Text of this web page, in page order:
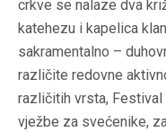
crkve se nalaze dva
katehezu i kapelica
sakramentalno –
različite redovne
različitih vrsta,
vježbe za svećenike,